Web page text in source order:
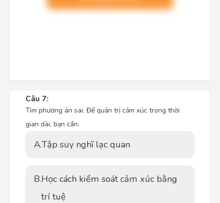
Câu 7:
Tìm phương án sai. Để quản trị cảm xúc trong thời
gian dài, bạn cần:
A.Tập suy nghĩ lạc quan
B.Học cách kiểm soát cảm xúc bằng
trí tuệ